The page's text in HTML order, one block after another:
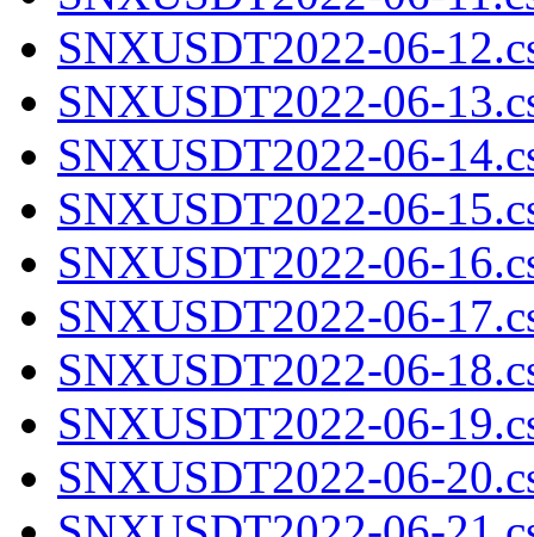
SNXUSDT2022-06-
SNXUSDT2022-06-
SNXUSDT2022-06-
SNXUSDT2022-06-
SNXUSDT2022-06-
SNXUSDT2022-06-
SNXUSDT2022-06-
SNXUSDT2022-06-
SNXUSDT2022-06-